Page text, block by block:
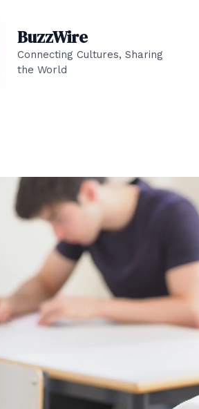
BuzzWire
Connecting Cultures, Sharing
the World